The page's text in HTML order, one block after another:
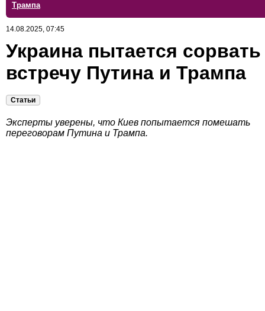
Трампа
14.08.2025, 07:45
Украина пытается сорвать
встречу Путина и Трампа
Статьи
Эксперты уверены, что Киев попытается помешать
переговорам Путина и Трампа.